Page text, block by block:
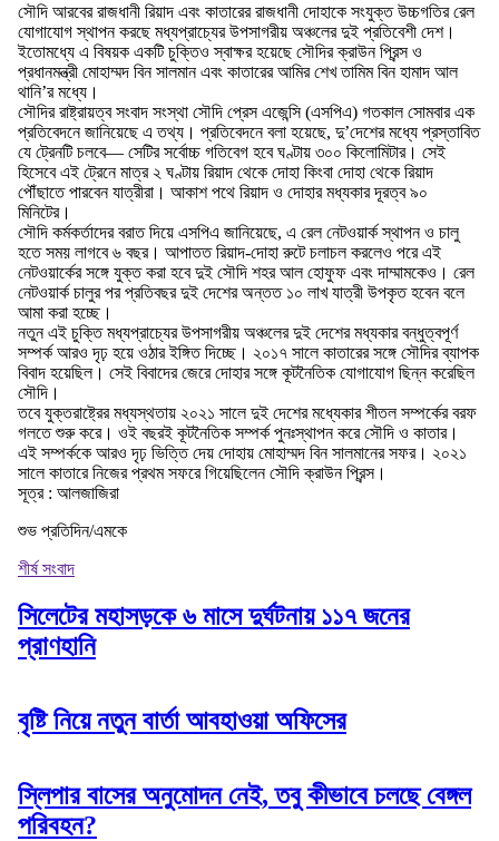
সৌদি আরবের রাজধানী রিয়াদ এবং কাতারের রাজধানী দোহাকে সংযুক্ত উচ্চগতির রেল
যোগাযোগ স্থাপন করছে মধ্যপ্রাচ্যের উপসাগরীয় অঞ্চলের দুই প্রতিবেশী দেশ।
ইতোমধ্যে এ বিষয়ক একটি চুক্তিও স্বাক্ষর হয়েছে সৌদির ক্রাউন প্রিন্স ও
প্রধানমন্ত্রী মোহাম্মদ বিন সালমান এবং কাতারের আমির শেখ তামিম বিন হামাদ আল
থানি’র মধ্যে।
সৌদির রাষ্ট্রায়ত্ব সংবাদ সংস্থা সৌদি প্রেস এজেন্সি (এসপিএ) গতকাল সোমবার এক
প্রতিবেদনে জানিয়েছে এ তথ্য। প্রতিবেদনে বলা হয়েছে, দু’দেশের মধ্যে প্রস্তাবিত
যে ট্রেনটি চলবে— সেটির সর্বোচ্চ গতিবেগ হবে ঘণ্টায় ৩০০ কিলোমিটার। সেই
হিসেবে এই ট্রেনে মাত্র ২ ঘণ্টায় রিয়াদ থেকে দোহা কিংবা দোহা থেকে রিয়াদ
পৌঁছাতে পারবেন যাত্রীরা। আকাশ পথে রিয়াদ ও দোহার মধ্যকার দূরত্ব ৯০
মিনিটের।
সৌদি কর্মকর্তাদের বরাত দিয়ে এসপিএ জানিয়েছে, এ রেল নেটওয়ার্ক স্থাপন ও চালু
হতে সময় লাগবে ৬ বছর। আপাতত রিয়াদ-দোহা রুটে চলাচল করলেও পরে এই
নেটওয়ার্কের সঙ্গে যুক্ত করা হবে দুই সৌদি শহর আল হোফুফ এবং দাম্মামকেও। রেল
নেটওয়ার্ক চালুর পর প্রতিবছর দুই দেশের অন্তত ১০ লাখ যাত্রী উপকৃত হবেন বলে
আমা করা হচ্ছে।
নতুন এই চুক্তি মধ্যপ্রাচ্যের উপসাগরীয় অঞ্চলের দুই দেশের মধ্যকার বন্ধুত্বপূর্ণ
সম্পর্ক আরও দৃঢ় হয়ে ওঠার ইঙ্গিত দিচ্ছে। ২০১৭ সালে কাতারের সঙ্গে সৌদির ব্যাপক
বিবাদ হয়েছিল। সেই বিবাদের জেরে দোহার সঙ্গে কূটনৈতিক যোগাযোগ ছিন্ন করেছিল
সৌদি।
তবে যুক্তরাষ্ট্রের মধ্যস্থতায় ২০২১ সালে দুই দেশের মধ্যেকার শীতল সম্পর্কের বরফ
গলতে শুরু করে। ওই বছরই কূটনৈতিক সম্পর্ক পুনঃস্থাপন করে সৌদি ও কাতার।
এই সম্পর্ককে আরও দৃঢ় ভিত্তি দেয় দোহায় মোহাম্মদ বিন সালমানের সফর। ২০২১
সালে কাতারে নিজের প্রথম সফরে গিয়েছিলেন সৌদি ক্রাউন প্রিন্স।
সূত্র : আলজাজিরা
শুভ প্রতিদিন/এমকে
শীর্ষ সংবাদ
সিলেটের মহাসড়কে ৬ মাসে দুর্ঘটনায় ১১৭ জনের
প্রাণহানি
বৃষ্টি নিয়ে নতুন বার্তা আবহাওয়া অফিসের
স্লিপার বাসের অনুমোদন নেই, তবু কীভাবে চলছে বেঙ্গল
পরিবহন?